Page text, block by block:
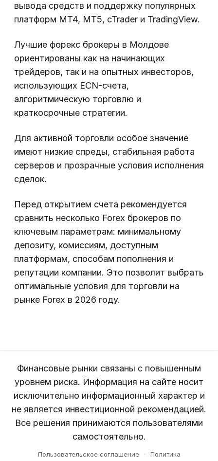
вывода средств и поддержку популярных
платформ MT4, MT5, cTrader и TradingView.
Лучшие форекс брокеры в Молдове
ориентированы как на начинающих
трейдеров, так и на опытных инвесторов,
использующих ECN-счета,
алгоритмическую торговлю и
краткосрочные стратегии.
Для активной торговли особое значение
имеют низкие спреды, стабильная работа
серверов и прозрачные условия исполнения
сделок.
Перед открытием счета рекомендуется
сравнить несколько Forex брокеров по
ключевым параметрам: минимальному
депозиту, комиссиям, доступным
платформам, способам пополнения и
репутации компании. Это позволит выбрать
оптимальные условия для торговли на
рынке Forex в 2026 году.
Финансовые рынки связаны с повышенным
уровнем риска. Информация на сайте носит
исключительно информационный характер и
не является инвестиционной рекомендацией.
Все решения принимаются пользователями
самостоятельно.
Пользовательское соглашение ·
Политика